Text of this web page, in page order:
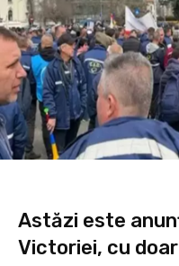
Astăzi este
Victoriei, cu